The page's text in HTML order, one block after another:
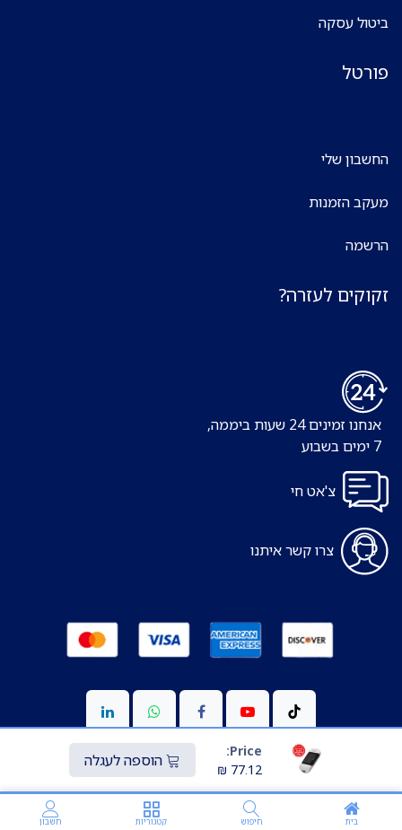
Price:
77.12
₪ הוספה לעגלה
בית חיפוש קטגוריות חשבון
ביטול עסקה
פורטל
החשבון שלי
מעקב הזמנות
הרשמה
זקוקים לעזרה?
אנחנו זמינים 24 שעות ביממה,
צ'אט חי
צרו קשר איתנו
מופעל ע"י
Transparo.io